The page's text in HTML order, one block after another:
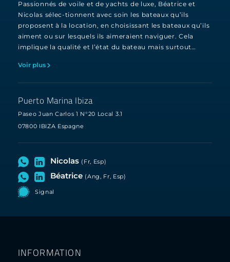
Passionnés de voile et de yachts de luxe, Béatrice et
Nicolas sélec-tionnent avec soin les bateaux qu’ils
proposent à la location, en choisissant les bateaux qu’ils
aiment ou sur lesquels ils aimeraient naviguer. Cela
implique la qualité et l’état du bateau mais surtout…
Voir plus
Puerto Marina Ibiza
Paseo Juan Carlos 1 N°20 Local 3.1
07800 IBIZA Espagne
Nicolas (Fr, Esp)
Béatrice (Ang, Fr, Esp)
Signal
INFORMATION